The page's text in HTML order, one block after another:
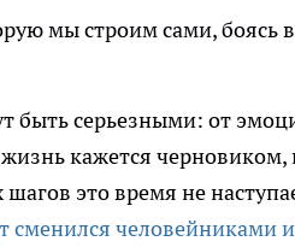
мы строим сами, боясь
быть серьезными: от
кажется
это время не
человейниками и